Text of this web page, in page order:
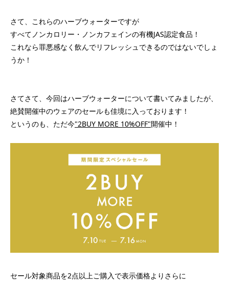
さて、これらのハーブウォーターですが
すべてノンカロリー・ノンカフェインの有機JAS認定食品！
これなら罪悪感なく飲んでリフレッシュできるのではないでしょ
うか！
さてさて、今回はハーブウォーターについて書いてみましたが、
絶賛開催中のウェアのセールも佳境に入っております！
というのも、ただ今"2BUY MORE 10%OFF"開催中！
セール対象商品を2点以上ご購入で表示価格よりさらに